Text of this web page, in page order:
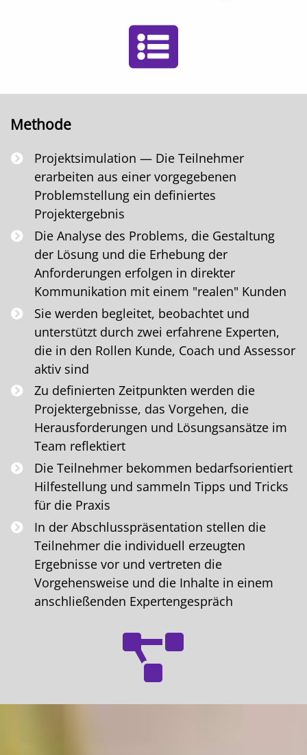
Methode
Projektsimulation — Die Teilnehmer
erarbeiten aus einer vorgegebenen
Problemstellung ein definiertes
Projektergebnis
Die Analyse des Problems, die Gestaltung
der Lösung und die Erhebung der
Anforderungen erfolgen in direkter
Kommunikation mit einem "realen" Kunden
Sie werden begleitet, beobachtet und
unterstützt durch zwei erfahrene Experten,
die in den Rollen Kunde, Coach und Assessor
aktiv sind
Zu definierten Zeitpunkten werden die
Projektergebnisse, das Vorgehen, die
Herausforderungen und Lösungsansätze im
Team reflektiert
Die Teilnehmer bekommen bedarfsorientiert
Hilfestellung und sammeln Tipps und Tricks
für die Praxis
In der Abschlusspräsentation stellen die
Teilnehmer die individuell erzeugten
Ergebnisse vor und vertreten die
Vorgehensweise und die Inhalte in einem
anschließenden Expertengespräch